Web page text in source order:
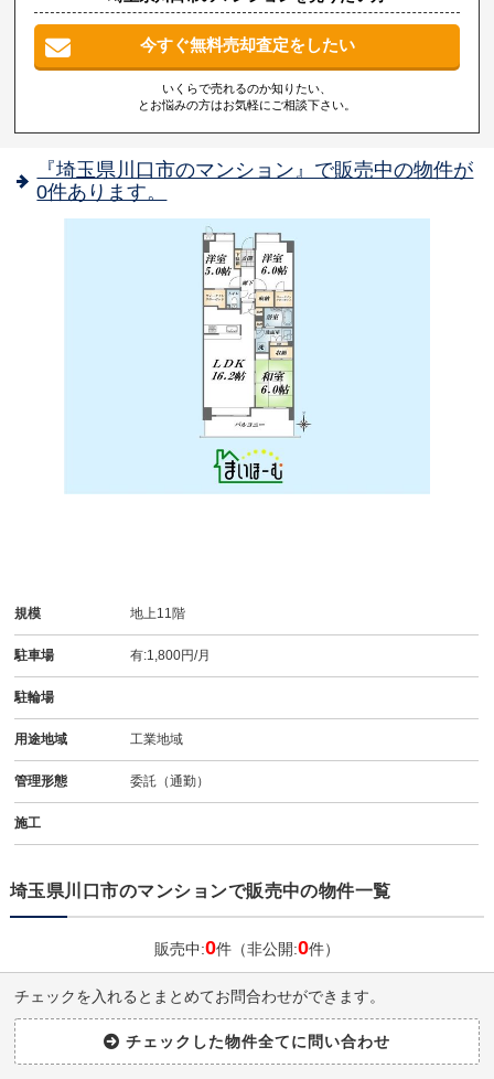
今すぐ無料売却査定をしたい
いくらで売れるのか知りたい、
とお悩みの方はお気軽にご相談下さい。
『埼玉県川口市のマンション』で販売中の物件が
0件あります。
規模 地上11階
駐車場 有:1,800円/月
駐輪場
用途地域 工業地域
管理形態 委託（通勤）
施工
埼玉県川口市のマンションで販売中の物件一覧
販売中:0件（非公開:0件）
チェックを入れるとまとめてお問合わせができます。